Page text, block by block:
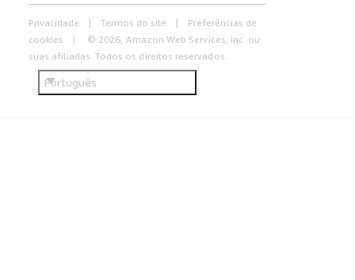
Privacidade Termos do site
Preferências de
cookies
© 2026, Amazon Web Services, Inc. ou
suas afiliadas. Todos os direitos reservados.
Português